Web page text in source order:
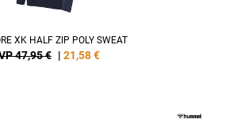
XK HALF ZIP POLY SWEAT
47,95 € | 21,58€